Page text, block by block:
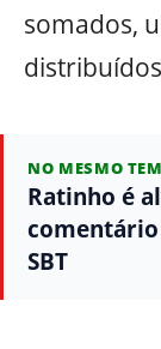
somados,
NO MESMO
Ratinho é
SBT